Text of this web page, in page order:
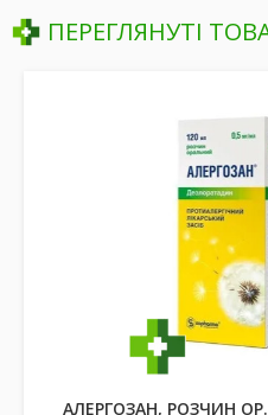
ПЕРЕГЛЯНУТІ
АЛЕРГОЗАН, РОЗЧИН